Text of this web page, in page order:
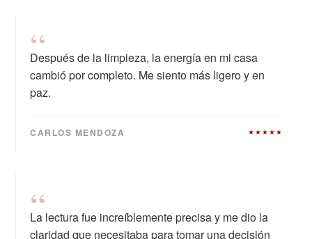
“
Después de la limpieza, la energía en mi casa
cambió por completo. Me siento más ligero y en
paz.
CARLOS MENDOZA ★★★★★
“
La lectura fue increíblemente precisa y me dio la
claridad que necesitaba para tomar una decisión